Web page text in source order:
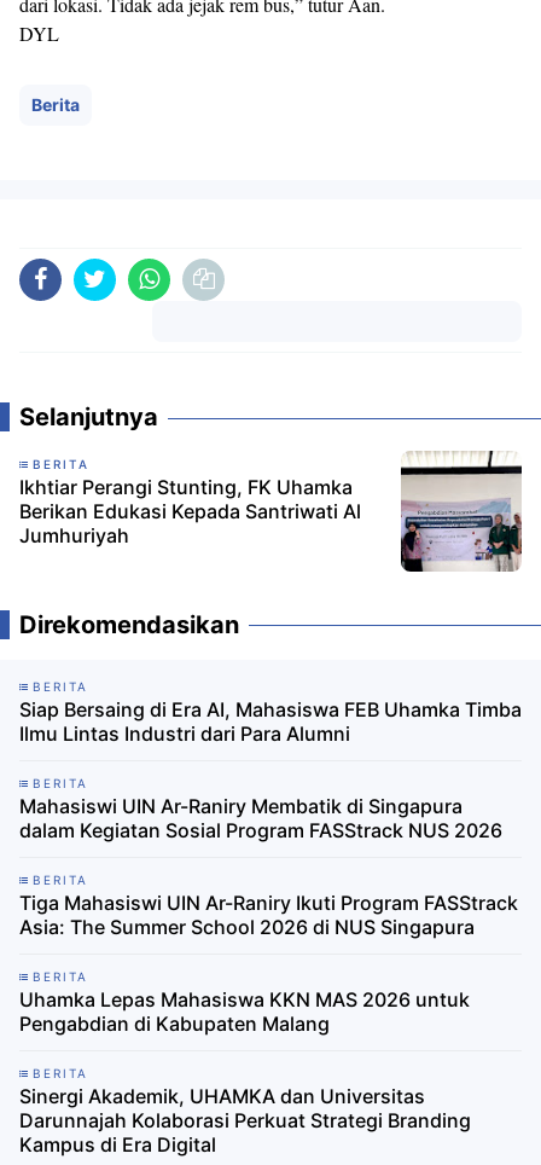
DYL
Berita
Selanjutnya
BERITA
Ikhtiar Perangi Stunting, FK Uhamka
Berikan Edukasi Kepada Santriwati Al
Jumhuriyah
Direkomendasikan
BERITA
Siap Bersaing di Era AI, Mahasiswa FEB Uhamka Timba
Ilmu Lintas Industri dari Para Alumni
BERITA
Mahasiswi UIN Ar-Raniry Membatik di Singapura
dalam Kegiatan Sosial Program FASStrack NUS 2026
BERITA
Tiga Mahasiswi UIN Ar-Raniry Ikuti Program FASStrack
Asia: The Summer School 2026 di NUS Singapura
BERITA
Uhamka Lepas Mahasiswa KKN MAS 2026 untuk
Pengabdian di Kabupaten Malang
BERITA
Sinergi Akademik, UHAMKA dan Universitas
Darunnajah Kolaborasi Perkuat Strategi Branding
Kampus di Era Digital